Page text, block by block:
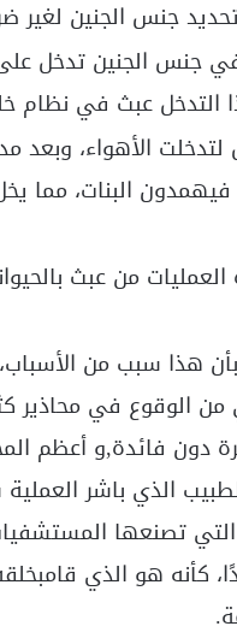
جنس الجنين
جنس الجنين تدخل
التدخل عبث في نظام
لتدخلت الأهواء،
فيهمدون البنات، مما
من عبث
هذا سبب من
الوقوع في محاذير
دون فائدة,و أعظم
الذي باشر
تصنعها
كأنه هو الذي